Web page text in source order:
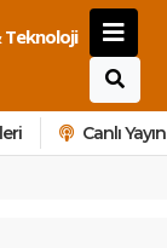
Teknoloji
Canlı Yayın